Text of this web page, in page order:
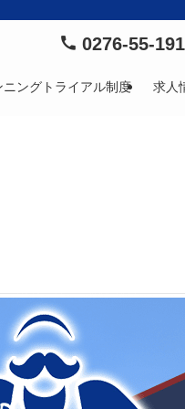
ニングトライアル制度 求人
0276-55-